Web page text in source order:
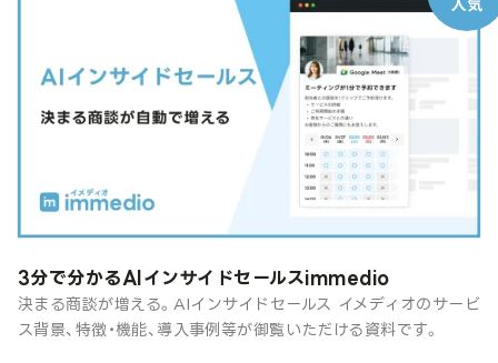
3分で分かるAIインサイドセールスimmedio
決まる商談が増える。AIインサイドセールス イメディオのサービ
ス背景、特徴・機能、導入事例等が御覧いただける資料です。